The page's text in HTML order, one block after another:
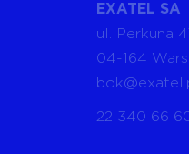
EXATEL SA
ul. Perkuna
04-164
22 340 66